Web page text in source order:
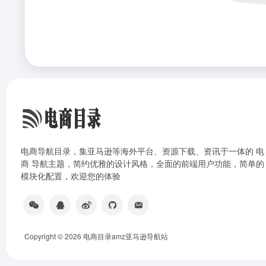
电商导航目录，集亚马逊等海外平台、资源下载、资讯于一体的 电
商 导航主题，简约优雅的设计风格，全面的前端用户功能，简单的
模块化配置，欢迎您的体验
Copyright © 2026 电商目录amz亚马逊导航站